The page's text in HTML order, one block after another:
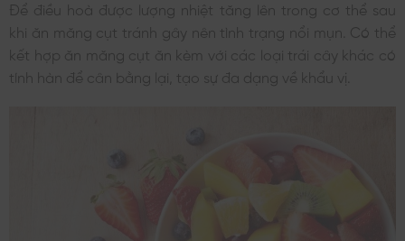
Để điều hoà được lượng nhiệt tăng lên trong cơ thể sau
khi ăn măng cụt tránh gây nên tình trạng nổi mụn. Có thể
kết hợp ăn măng cụt ăn kèm với các loại trái cây khác có
tính hàn để cân bằng lại, tạo sự đa dạng về khẩu vị.